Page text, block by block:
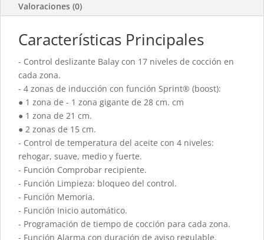
Valoraciones (0)
Características Principales
- Control deslizante Balay con 17 niveles de cocción en
cada zona.
- 4 zonas de inducción con función Sprint® (boost):
● 1 zona de - 1 zona gigante de 28 cm. cm
● 1 zona de 21 cm.
● 2 zonas de 15 cm.
- Control de temperatura del aceite con 4 niveles:
rehogar, suave, medio y fuerte.
- Función Comprobar recipiente.
- Función Limpieza: bloqueo del control.
- Función Memoria.
- Función Inicio automático.
- Programación de tiempo de cocción para cada zona.
- Función Alarma con duración de aviso regulable.